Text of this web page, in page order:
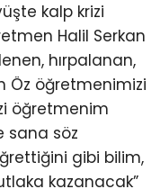
kalp krizi
Halil Serkan
hırpalanan,
Öz öğretmenimizi
öğretmenim
sana söz
gibi bilim,
kazanacak”